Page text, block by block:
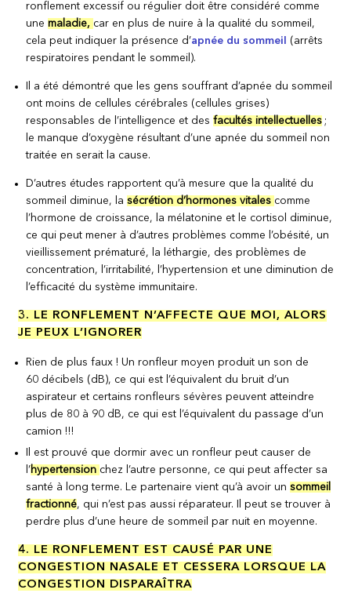
ronflement excessif ou régulier doit être considéré comme
unemaladie, car en plus de nuire à la qualité du sommeil,
cela peut indiquer la présence d’apnée du sommeil
(arrêts
respiratoires pendant le sommeil).
Il a été démontré que les gens souffrant d’apnée du sommeil
ont moins de cellules cérébrales (cellules grises)
responsables de l’intelligence et desfacultés intellectuelles ;
le manque d’oxygène résultant d’une apnée du sommeil non
traitée en serait la cause.
D’autres études rapportent qu’à mesure que la qualité du
sommeil diminue, lasécrétion d’hormones vitales comme
l’hormone de croissance, la mélatonine et le cortisol diminue,
ce qui peut mener à d’autres problèmes comme l’obésité, un
vieillissement prématuré, la léthargie, des problèmes de
concentration, l’irritabilité, l’hypertension et une diminution de
l’efficacité du système immunitaire.
3. LE RONFLEMENT N’AFFECTE QUE MOI, ALORS
JE PEUX L’IGNORER
Rien de plus faux ! Un ronfleur moyen produit un son de
60 décibels (dB), ce qui est l’équivalent du bruit d’un
aspirateur et certains ronfleurs sévères peuvent atteindre
plus de 80 à 90 dB, ce qui est l’équivalent du passage d’un
camion !!!
Il est prouvé que dormir avec un ronfleur peut causer de
l’ hypertension chez l’autre personne, ce qui peut affecter sa
santé à long terme. Le partenaire vient qu’à avoir unsommeil
fractionné, qui n’est pas aussi réparateur. Il peut se trouver à
perdre plus d’une heure de sommeil par nuit en moyenne.
4. LE RONFLEMENT EST CAUSÉ PAR UNE
CONGESTION NASALE ET CESSERA LORSQUE LA
CONGESTION DISPARAÎTRA